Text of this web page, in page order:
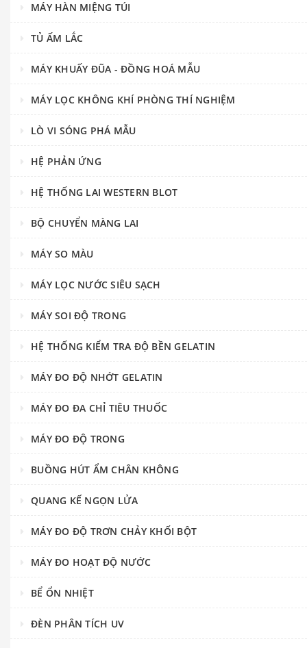
MÁY HÀN MIỆNG TÚI
TỦ ẤM LẮC
MÁY KHUẤY ĐŨA - ĐỒNG HOÁ MẪU
MÁY LỌC KHÔNG KHÍ PHÒNG THÍ NGHIỆM
LÒ VI SÓNG PHÁ MẪU
HỆ PHẢN ỨNG
HỆ THỐNG LAI WESTERN BLOT
BỘ CHUYỂN MÀNG LAI
MÁY SO MÀU
MÁY LỌC NƯỚC SIÊU SẠCH
MÁY SOI ĐỘ TRONG
HỆ THỐNG KIỂM TRA ĐỘ BỀN GELATIN
MÁY ĐO ĐỘ NHỚT GELATIN
MÁY ĐO ĐA CHỈ TIÊU THUỐC
MÁY ĐO ĐỘ TRONG
BUỒNG HÚT ẨM CHÂN KHÔNG
QUANG KẾ NGỌN LỬA
MÁY ĐO ĐỘ TRƠN CHẢY KHỐI BỘT
MÁY ĐO HOẠT ĐỘ NƯỚC
BỂ ỔN NHIỆT
ĐÈN PHÂN TÍCH UV